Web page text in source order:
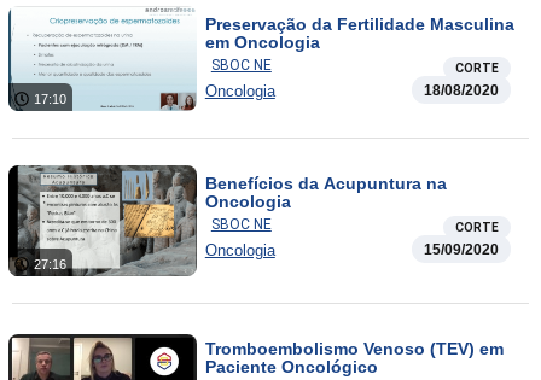
17:10
Preservação da Fertilidade Masculina
em Oncologia
SBOC NE CORTE
Oncologia 18/08/2020
27:16
Benefícios da Acupuntura na
Oncologia
SBOC NE CORTE
Oncologia 15/09/2020
Tromboembolismo Venoso (TEV) em
Paciente Oncológico